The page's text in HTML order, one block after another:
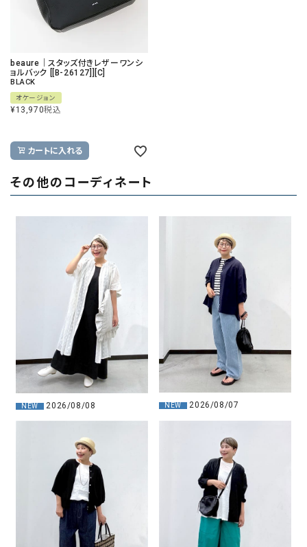
beaure｜スタッズ付きレザーワンシ
ョルバック [[B-26127]][C]
BLACK
オケージョン
¥13,970税込
カートに入れる
その他のコーディネート
NEW 2026/08/08 NEW 2026/08/07